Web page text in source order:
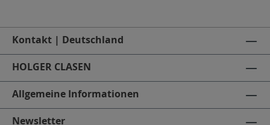
Kontakt | Deutschland
HOLGER CLASEN
Allgemeine Informationen
Newsletter